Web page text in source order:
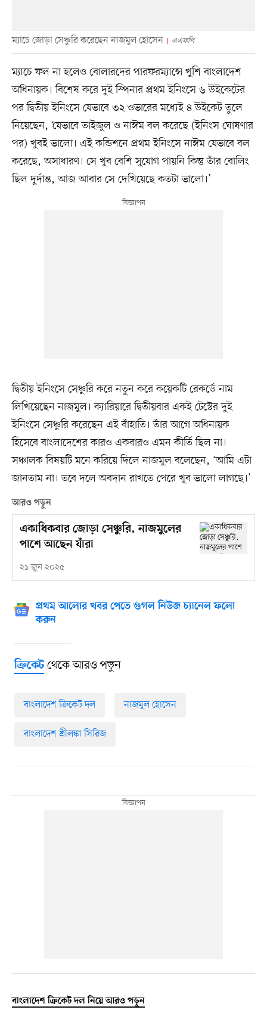
ম্যাচে জোড়া সেঞ্চুরি করেছেন নাজমুল হোসেন এএফপি
ম্যাচে ফল না হলেও বোলারদের পারফরম্যান্সে খুশি বাংলাদেশ
অধিনায়ক। বিশেষ করে দুই স্পিনার প্রথম ইনিংসে ৬ উইকেটের
পর দ্বিতীয় ইনিংসে যেভাবে ৩২ ওভারের মধ্যেই ৪ উইকেট তুলে
নিয়েছেন, ‘যেভাবে তাইজুল ও নাঈম বল করেছে (ইনিংস ঘোষণার
পর) খুবই ভালো। এই কন্ডিশনে প্রথম ইনিংসে নাঈম যেভাবে বল
করেছে, অসাধারণ। সে খুব বেশি সুযোগ পায়নি কিন্তু তাঁর বোলিং
ছিল দুর্দান্ত, আজ আবার সে দেখিয়েছে কতটা ভালো।’
দ্বিতীয় ইনিংসে সেঞ্চুরি করে নতুন করে কয়েকটি রেকর্ডে নাম
লিখিয়েছেন নাজমুল। ক্যারিয়ারে দ্বিতীয়বার একই টেস্টের দুই
ইনিংসে সেঞ্চুরি করেছেন এই বাঁহাতি। তাঁর আগে অধিনায়ক
হিসেবে বাংলাদেশের কারও একবারও এমন কীর্তি ছিল না।
সঞ্চালক বিষয়টি মনে করিয়ে দিলে নাজমুল বলেছেন, ‘আমি এটা
জানতাম না। তবে দলে অবদান রাখতে পেরে খুব ভালো লাগছে।’
আরও পড়ুন
একাধিকবার জোড়া সেঞ্চুরি, নাজমুলের
পাশে আছেন যাঁরা
২১ জুন ২০২৫
প্রথম আলোর খবর পেতে গুগল নিউজ চ্যানেল ফলো
করুন
ক্রিকেটথেকে আরও পড়ুন
বাংলাদেশ ক্রিকেট দল নাজমুল হোসেন
বাংলাদেশ শ্রীলঙ্কা সিরিজ
বাংলাদেশ ক্রিকেট দল নিয়ে আরও পড়ুন